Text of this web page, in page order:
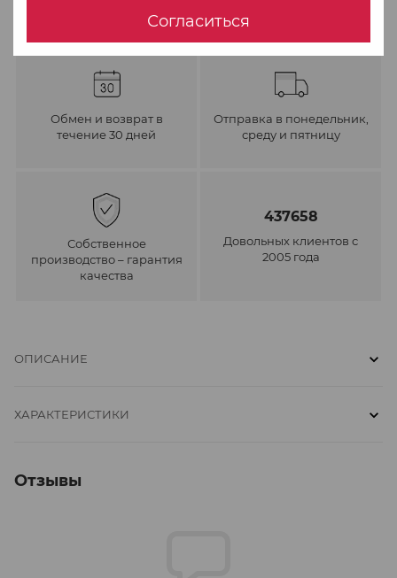
Согласиться
Обмен и возврат в
течение 30 дней
Отправка в понедельник,
среду и пятницу
Собственное
производство – гарантия
качества
437658
Довольных клиентов с
2005 года
ОПИСАНИЕ
ХАРАКТЕРИСТИКИ
Отзывы